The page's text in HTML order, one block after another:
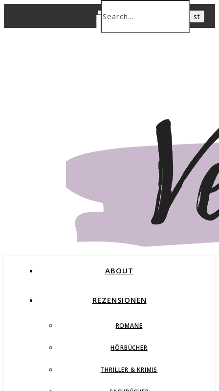
ABOUT
REZENSIONEN
ROMANE
HÖRBÜCHER
THRILLER & KRIMIS